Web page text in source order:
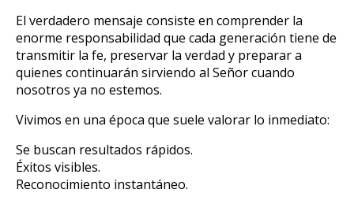
El verdadero mensaje consiste en comprender la
enorme responsabilidad que cada generación tiene de
transmitir la fe, preservar la verdad y preparar a
quienes continuarán sirviendo al Señor cuando
nosotros ya no estemos.
Vivimos en una época que suele valorar lo inmediato:
Se buscan resultados rápidos.
Éxitos visibles.
Reconocimiento instantáneo.